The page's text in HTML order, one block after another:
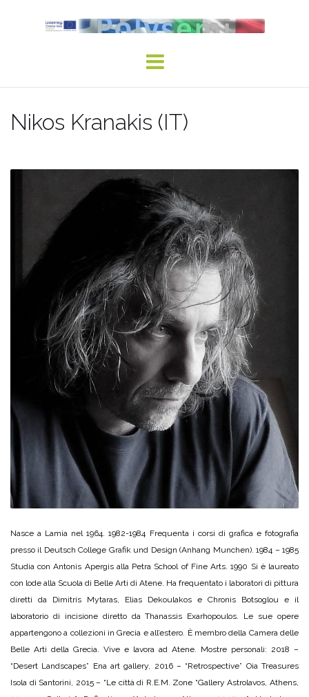
Nikos Kranakis (IT)
Nasce a Lamia nel 1964. 1982-1984 Frequenta i corsi di grafica e fotografia
presso il Deutsch College Grafik und Design (Anhang Munchen). 1984 – 1985
Studia con Antonis Apergis alla Petra School of Fine Arts. 1990 Si è laureato
con lode alla Scuola di Belle Arti di Atene. Ha frequentato i laboratori di pittura
diretti da Dimitris Mytaras, Elias Dekoulakos e Chronis Botsoglou e il
laboratorio di incisione diretto da Thanassis Exarhopoulos. Le sue opere
appartengono a collezioni in Grecia e all’estero. È membro della Camera delle
Belle Arti della Grecia. Vive e lavora ad Atene. Mostre personali: 2018 –
“Desert Landscapes” Ena art gallery, 2016 – “Retrospective” Oia Treasures
Isola di Santorini, 2015 – “Le città di R.E.M. Zone “Gallery Astrolavos, Athens,